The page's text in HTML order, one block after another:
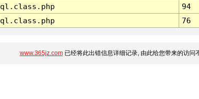
94
76
www.365jz.com已经将此出错信息详细记录, 由此给您带来的访问